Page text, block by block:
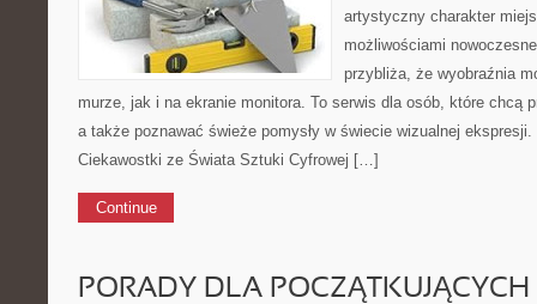
artystyczny charakter
możliwościami
przybliża, że wyobraźnia
murze, jak i na ekranie monitora. To serwis dla osób, które chcą
a także poznawać świeże pomysły w świecie wizualnej
Ciekawostki ze Świata Sztuki Cyfrowej […]
Continue
PORADY DLA POCZĄTKUJĄCYCH